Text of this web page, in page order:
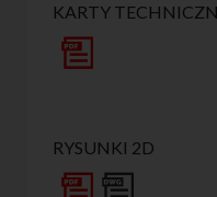
KARTY
RYSUNKI 2D